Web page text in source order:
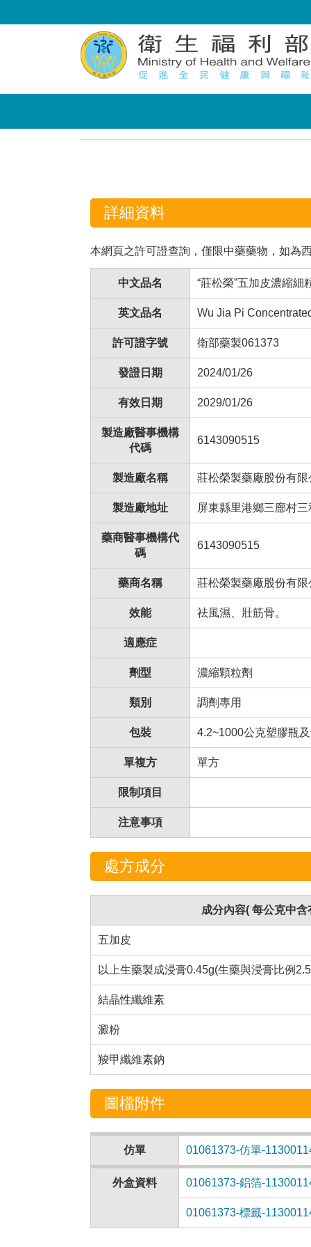
詳細資料
本網頁之許可證查詢，僅限中藥藥物，如為
中文品名 “莊松榮”五加皮濃縮細
英文品名 Wu Jia Pi
許可證字號 衛部藥製061373
發證日期 2024/01/26
有效日期 2029/01/26
製造廠醫事機構
代碼
6143090515
製造廠名稱 莊松榮製藥廠股份有
製造廠地址 屏東縣里港鄉三廍村
藥商醫事機構代
碼
6143090515
藥商名稱 莊松榮製藥廠股份有
效能 祛風濕、壯筋骨。
適應症
劑型 濃縮顆粒劑
類別 調劑專用
包裝 4.2~1000公克塑膠瓶
單複方 單方
限制項目
注意事項
處方成分
成分內容( 每公克中含
五加皮
以上生藥製成浸膏0.45g(生藥與浸膏比例
結晶性纖維素
澱粉
羧甲纖維素鈉
圖檔附件
仿單 01061373-仿單-
外盒資料 01061373-鋁箔-
01061373-標籤-